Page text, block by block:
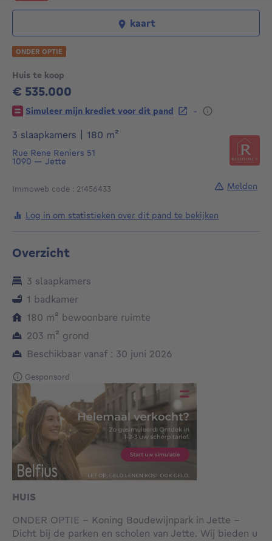
Huis te koop
€ 535.000
535000€
Simuleer mijn krediet voor dit pand
-
3 slaapkamers
180 m²
Rue Rene Reniers 51
1090 — Jette
Immoweb code : 21456433
kaart
ONDER OPTIE
Log in om statistieken over dit pand te bekijken
Melden
Overzicht
3 slaapkamers
1 badkamer
180 m² vierkante meters
bewoonbare ruimte
203 m² vierkante meters
grond
Beschikbaar vanaf : 30 juni 2026
Gesponsord
HUIS
ONDER OPTIE - Koning Boudewijnpark in Jette –
Dicht bij de parken en scholen van Jette. Wij bieden u